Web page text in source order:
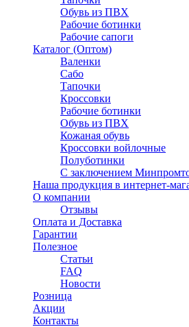
Обувь из ПВХ
Рабочие ботинки
Рабочие сапоги
Каталог (Оптом)
Валенки
Сабо
Тапочки
Кроссовки
Рабочие ботинки
Обувь из ПВХ
Кожаная обувь
Кроссовки войлочные
Полуботинки
C заключением
Наша продукция в интернет-
О компании
Отзывы
Оплата и Доставка
Гарантии
Полезное
Статьи
FAQ
Новости
Розница
Акции
Контакты